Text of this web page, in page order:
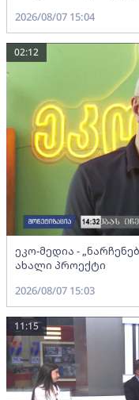
2026/08/07 15:04
ეკო-მედია -
ახალი პროექტი
02:12
2026/08/07 15:03
11:15